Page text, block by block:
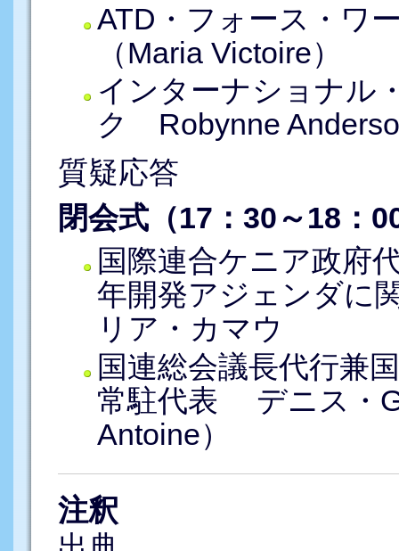
ATD・フォース・ワ
（Maria Victoire）
インターナショナル
ク Robynne
質疑応答
閉会式（17：30～18：
国際連合ケニア政府
年開発アジェンダに
リア・カマウ
国連総会議長代行兼
常駐代表 デニス・
Antoine）
注釈